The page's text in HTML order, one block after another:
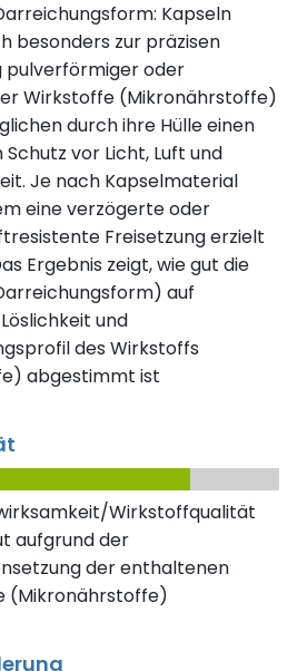
Kapseln
besonders zur präzisen
pulverförmiger oder
Wirkstoffe (Mikronährstoffe)
durch ihre Hülle einen
vor Licht, Luft und
Je nach Kapselmaterial
eine verzögerte oder
Freisetzung erzielt
Ergebnis zeigt, wie gut die
auf
und
des Wirkstoffs
abgestimmt ist
Wirkstoffqualität
aufgrund der
der enthaltenen
(Mikronährstoffe)